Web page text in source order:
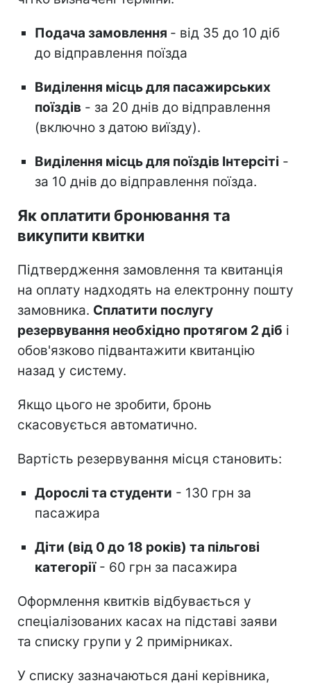
Подача замовлення - від 35 до 10 діб
до відправлення поїзда
Виділення місць для пасажирських
поїздів - за 20 днів до відправлення
(включно з датою виїзду).
Виділення місць для поїздів Інтерсіті -
за 10 днів до відправлення поїзда.
Як оплатити бронювання та
викупити квитки
Підтвердження замовлення та квитанція
на оплату надходять на електронну пошту
замовника. Сплатити послугу
резервування необхідно протягом 2 діб і
обов'язково підвантажити квитанцію
назад у систему.
Якщо цього не зробити, бронь
скасовується автоматично.
Вартість резервування місця становить:
Дорослі та студенти - 130 грн за
пасажира
Діти (від 0 до 18 років) та пільгові
категорії- 60 грн за пасажира
Оформлення квитків відбувається у
спеціалізованих касах на підставі заяви
та списку групи у 2 примірниках.
У списку зазначаються дані керівника,